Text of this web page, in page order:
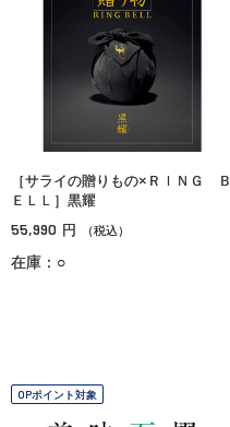
［サライの贈りもの×ＲＩＮＧ Ｂ
ＥＬＬ］黒耀
55,990 円 （税込）
在庫：○
OPポイント対象